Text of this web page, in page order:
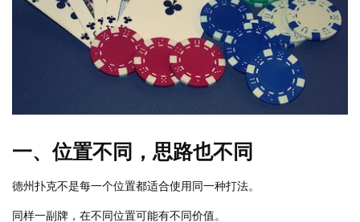
一、位置不同，思路也不同
德州扑克不是每一个位置都适合使用同一种打法。
同样一副牌，在不同位置可能有不同价值。